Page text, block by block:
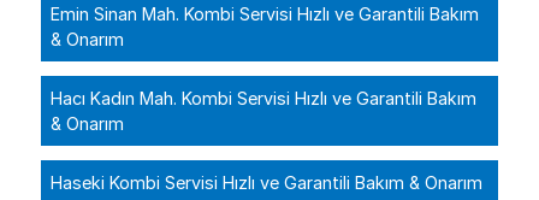
Emin Sinan Mah. Kombi Servisi Hızlı ve Garantili Bakım
& Onarım
Hacı Kadın Mah. Kombi Servisi Hızlı ve Garantili Bakım
& Onarım
Haseki Kombi Servisi Hızlı ve Garantili Bakım & Onarım